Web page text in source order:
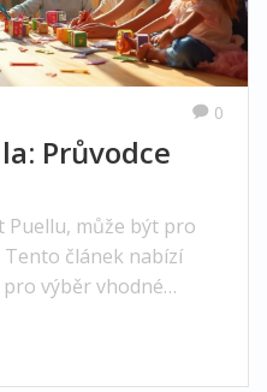
0
Průvodce
Puellu, může být pro
článek nabízí
výběr vhodné
usnadnit tento
typech školek,